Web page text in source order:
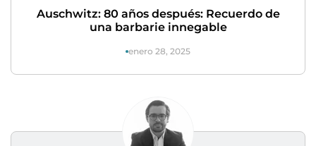
Auschwitz: 80 años después: Recuerdo de
una barbarie innegable
enero 28, 2025